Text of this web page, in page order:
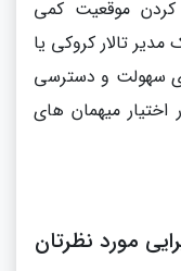
کردن موقعیت کمی
تالار کروکی یا
سهولت و دسترسی
میهمان های